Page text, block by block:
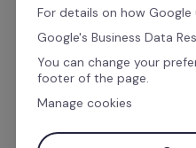
Gestiona las
las finanzas y la
software de gestión
las tareas
centrarte en lo que
personas.
For details on how Google
Google's Business Data
You can change your
footer of the page.
Manage cookies